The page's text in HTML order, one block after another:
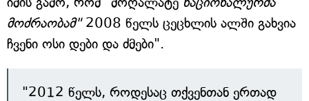
მოძრაობამ"2008 წელს ცეცხლის ალში გახვია
ჩვენი ოსი დები და ძმები".
"2012 წელს, როდესაც თქვენთან ერთად